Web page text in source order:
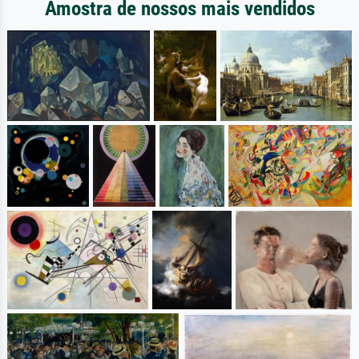
Amostra de nossos mais vendidos